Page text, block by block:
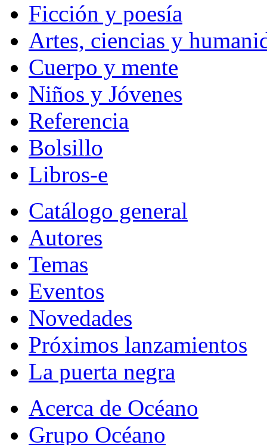
Ficción y poesía
Artes, ciencias y
Cuerpo y mente
Niños y Jóvenes
Referencia
Bolsillo
Libros-e
Catálogo general
Autores
Temas
Eventos
Novedades
Próximos lanzamientos
La puerta negra
Acerca de Océano
Grupo Océano